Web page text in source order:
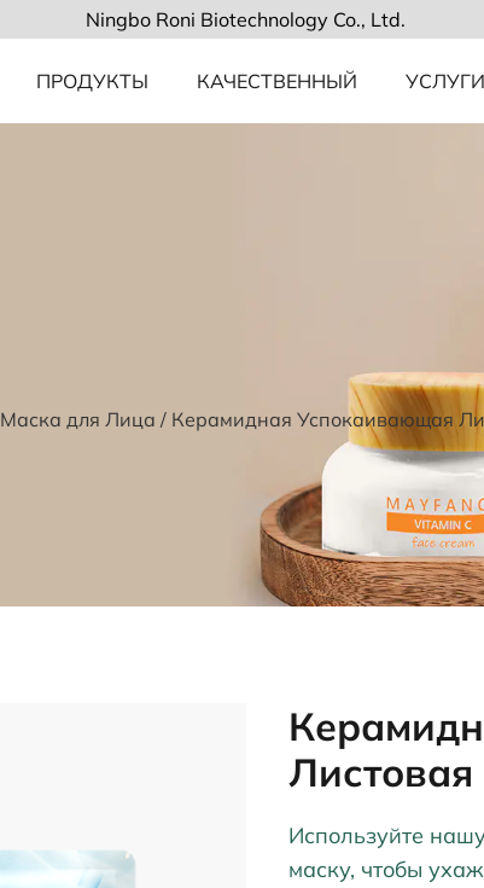
Ningbo Roni Biotechnology Co., Ltd.
ПРОДУКТЫ КАЧЕСТВЕННЫЙ УСЛУГИ
Маска для Лица / Керамидная Успокаивающая
Используйте
маску, чтобы